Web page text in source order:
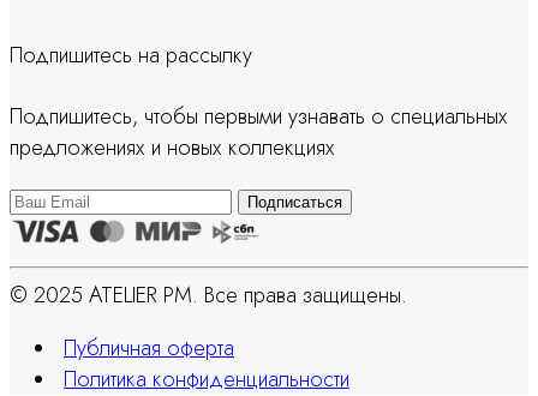
Подпишитесь на рассылку
Подпишитесь, чтобы первыми узнавать о специальных
предложениях и новых коллекциях
© 2025 ATELIER PM. Все права защищены.
Публичная оферта
Политика конфиденциальности